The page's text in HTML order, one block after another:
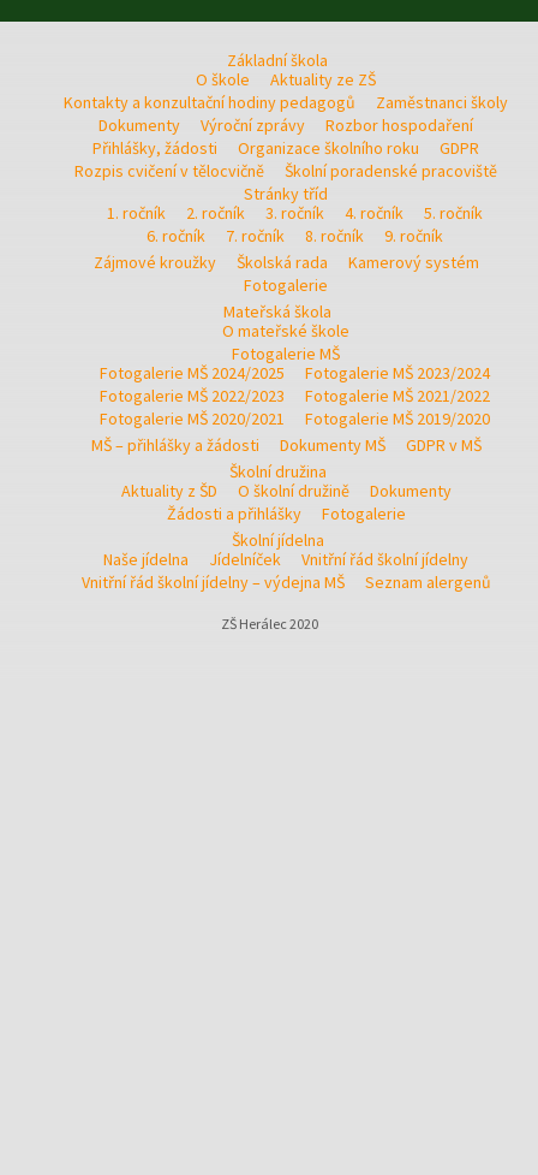
Základní škola
O škole
Aktuality ze ZŠ
Kontakty a konzultační hodiny pedagogů
Zaměstnanci školy
Dokumenty
Výroční zprávy
Rozbor hospodaření
Přihlášky, žádosti
Organizace školního roku
GDPR
Rozpis cvičení v tělocvičně
Školní poradenské pracoviště
Stránky tříd
1. ročník
2. ročník 3. ročník 4. ročník
5. ročník
6. ročník
7. ročník 8. ročník
9. ročník
Zájmové kroužky
Školská rada
Kamerový systém
Fotogalerie
Mateřská škola
O mateřské škole
Fotogalerie MŠ
Fotogalerie MŠ 2024/2025
Fotogalerie MŠ 2023/2024
Fotogalerie MŠ 2022/2023
Fotogalerie MŠ 2021/2022
Fotogalerie MŠ 2020/2021
Fotogalerie MŠ 2019/2020
MŠ – přihlášky a žádosti
Dokumenty MŠ
GDPR v MŠ
Školní družina
Aktuality z ŠD
O školní družině
Dokumenty
Žádosti a přihlášky
Fotogalerie
Školní jídelna
Naše jídelna
Jídelníček
Vnitřní řád školní jídelny
Vnitřní řád školní jídelny – výdejna MŠ
Seznam alergenů
ZŠ Herálec 2020